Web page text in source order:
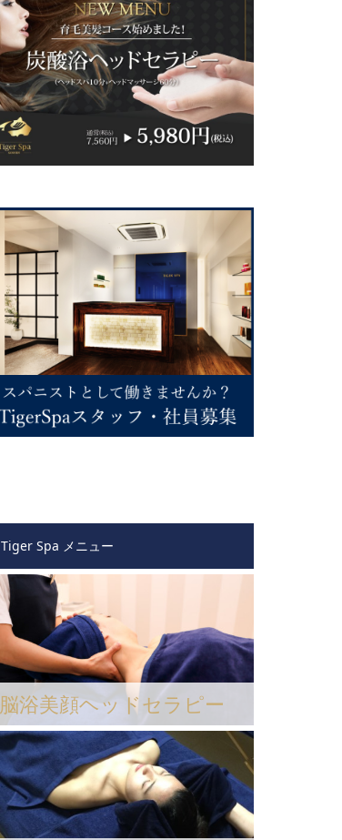
Tiger Spa メニュー
脳浴美顔ヘッドセラピー